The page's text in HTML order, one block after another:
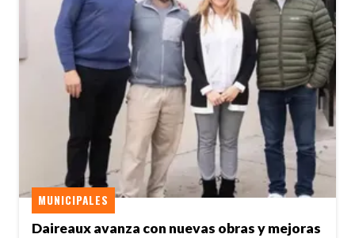
Daireaux avanza con nuevas obras y mejoras
MUNICIPALES